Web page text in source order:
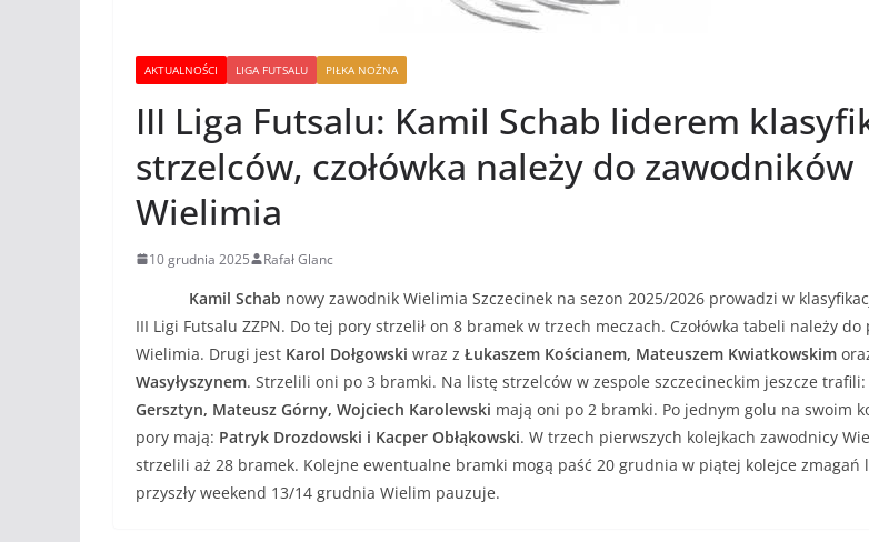
AKTUALNOŚCI LIGA FUTSALU PIŁKA NOŻNA
III Liga Futsalu: Kamil Schab liderem
strzelców, czołówka należy do zawodników
Wielimia
10 grudnia 2025 Rafał Glanc
Kamil Schab nowy zawodnik Wielimia Szczecinek na sezon 2025/2026 prowadzi w
III Ligi Futsalu ZZPN. Do tej pory strzelił on 8 bramek w trzech meczach. Czołówka tabeli należy do
Wielimia. Drugi jest Karol Dołgowski wraz z Łukaszem Kościanem, Mateuszem Kwiatkowskim
Wasyłyszynem. Strzelili oni po 3 bramki. Na listę strzelców w zespole szczecineckim jeszcze trafili:
Gersztyn, Mateusz Górny, Wojciech Karolewski mają oni po 2 bramki. Po jednym golu na swoim
pory mają: Patryk Drozdowski i Kacper Obłąkowski. W trzech pierwszych kolejkach zawodnicy
strzelili aż 28 bramek. Kolejne ewentualne bramki mogą paść 20 grudnia w piątej kolejce zmagań
przyszły weekend 13/14 grudnia Wielim pauzuje.